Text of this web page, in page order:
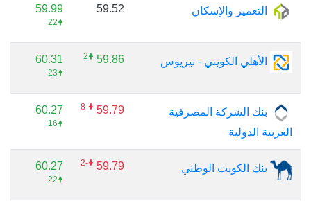
التعمير والإسكان 59.52
59.99
🠝22
الأهلي الكويتي - بيريوس 59.86
🠝2
60.31
🠝23
بنك الشركة المصرفية
العربية الدولية
59.79
🠟-8
60.27
🠝16
بنك الكويت الوطني 59.79
🠟-2
60.27
🠝22